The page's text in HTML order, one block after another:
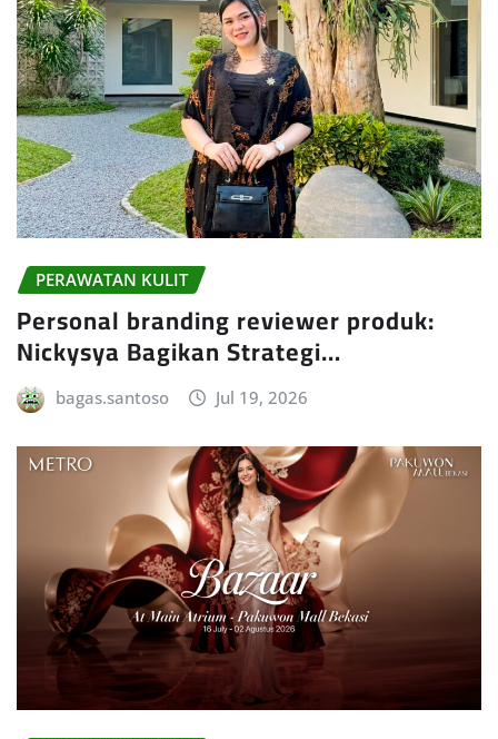
PERAWATAN KULIT
Personal branding reviewer produk:
Nickysya Bagikan Strategi…
bagas.santoso Jul 19, 2026